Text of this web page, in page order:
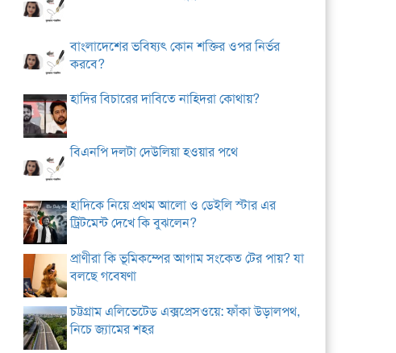
বাংলাদেশের ভবিষ্যৎ কোন শক্তির ওপর নির্ভর
করবে?
হাদির বিচারের দাবিতে নাহিদরা কোথায়?
বিএনপি দলটা দেউলিয়া হওয়ার পথে
হাদিকে নিয়ে প্রথম আলো ও ডেইলি স্টার এর
ট্রিটমেন্ট দেখে কি বুঝলেন?
প্রাণীরা কি ভূমিকম্পের আগাম সংকেত টের পায়? যা
বলছে গবেষণা
চট্টগ্রাম এলিভেটেড এক্সপ্রেসওয়ে: ফাঁকা উড়ালপথ,
নিচে জ্যামের শহর